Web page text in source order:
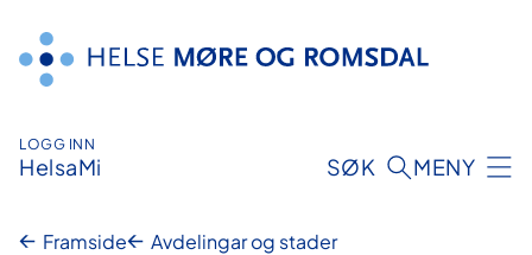
innhald
LOGG INN
HelsaMi SØK MENY
Framside
Avdelingar og stader